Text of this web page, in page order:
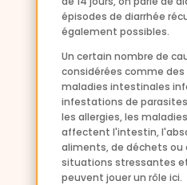
épisodes de diarrhée
également possibles.
Un certain nombre de
considérées comme des
maladies intestinales
infestations de
les allergies, les
affectent l'intestin,
aliments, de déchets ou
situations stressantes
peuvent jouer un rôle ici.